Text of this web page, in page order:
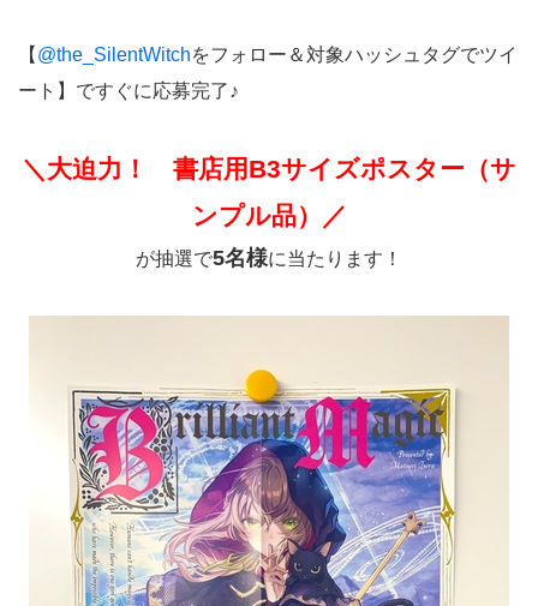
【 @the_SilentWitchをフォロー＆対象ハッシュタグでツイ
ート】ですぐに応募完了♪
＼大迫力！ 書店用B3サイズポスター（サ
ンプル品）／
が抽選で5名様に当たります！